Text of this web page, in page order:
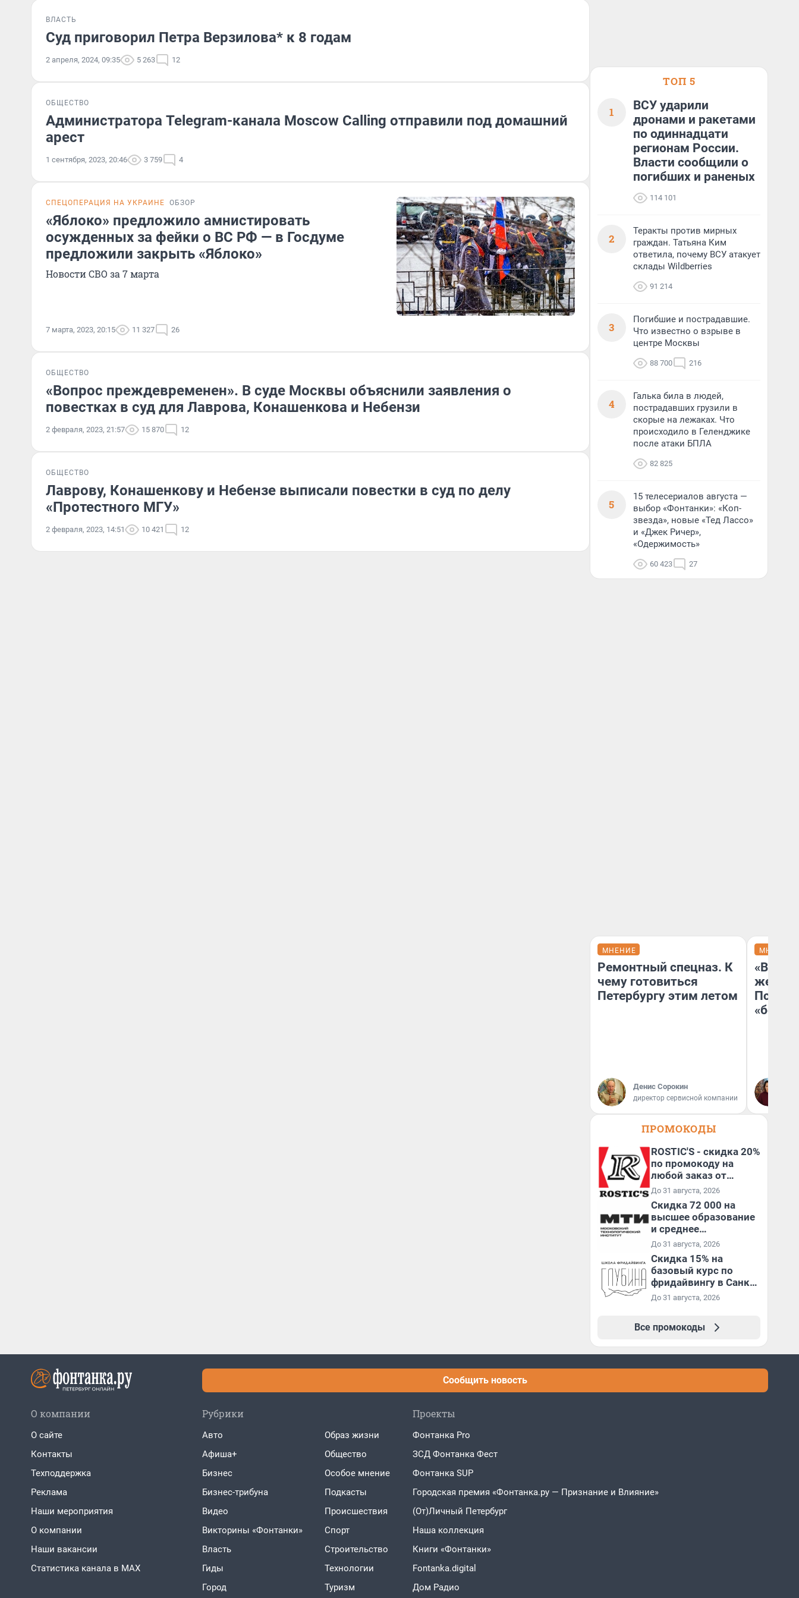
ВЛАСТЬ
Суд приговорил Петра Верзилова* к 8 годам
2 апреля, 2024, 09:35 5 263 12
ОБЩЕСТВО
Администратора Telegram-канала Moscow Calling отправили под домашний
арест
1 сентября, 2023, 20:46 3 759 4
СПЕЦОПЕРАЦИЯ НА УКРАИНЕ ОБЗОР
«Яблоко» предложило амнистировать
осужденных за фейки о ВС РФ — в Госдуме
предложили закрыть «Яблоко»
Новости СВО за 7 марта
7 марта, 2023, 20:15 11 327 26
ОБЩЕСТВО
«Вопрос преждевременен». В суде Москвы объяснили заявления о
повестках в суд для Лаврова, Конашенкова и Небензи
2 февраля, 2023, 21:57 15 870 12
ОБЩЕСТВО
Лаврову, Конашенкову и Небензе выписали повестки в суд по делу
«Протестного МГУ»
2 февраля, 2023, 14:51 10 421 12
ТОП 5
1
ВСУ ударили
дронами и ракетами
по одиннадцати
регионам России.
Власти сообщили о
погибших и раненых
114 101
2
Теракты против мирных
граждан. Татьяна Ким
ответила, почему ВСУ атакует
склады Wildberries
91 214
3
Погибшие и пострадавшие.
Что известно о взрыве в
центре Москвы
88 700 216
4
Галька била в людей,
пострадавших грузили в
скорые на лежаках. Что
происходило в Геленджике
после атаки БПЛА
82 825
5
15 телесериалов августа —
выбор «Фонтанки»: «Коп-
звезда», новые «Тед Лассо»
и «Джек Ричер»,
«Одержимость»
60 423 27
МНЕНИЕ
Ремонтный спецназ. К
чему готовиться
Петербургу этим летом
Денис Сорокин
директор сервисной компании
МНЕНИЕ
ПРОМОКОДЫ
ROSTIC'S - скидка 20%
по промокоду на
любой заказ от
3199₽!
До 31 августа, 2026
Скидка 72 000 на
высшее образование
и среднее
специальное
образование в
первый год обучения
До 31 августа, 2026
Скидка 15% на
базовый курс по
фридайвингу в Санкт-
Петербурге
До 31 августа, 2026
Все промокоды
Сообщить новость
О компании
О сайте
Контакты
Техподдержка
Реклама
Наши мероприятия
О компании
Наши вакансии
Статистика канала в MAX
Рубрики
Авто
Афиша+
Бизнес
Бизнес-трибуна
Видео
Викторины «Фонтанки»
Власть
Гиды
Город
Образ жизни
Общество
Особое мнение
Подкасты
Проиcшествия
Спорт
Строительство
Технологии
Туризм
Проекты
Фонтанка Pro
ЗСД Фонтанка Фест
Фонтанка SUP
Городская премия «Фонтанка.ру — Признание и Влияние»
(От)Личный Петербург
Наша коллекция
Книги «Фонтанки»
Fontanka.digital
Дом Радио